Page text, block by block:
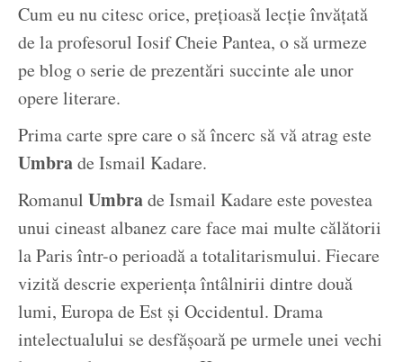
Cum eu nu citesc orice, prețioasă lecție învățată
de la profesorul Iosif Cheie Pantea, o să urmeze
pe blog o serie de prezentări succinte ale unor
opere literare.
Prima carte spre care o să încerc să vă atrag este
Umbrade Ismail Kadare.
Romanul Umbrade Ismail Kadare este povestea
unui cineast albanez care face mai multe călătorii
la Paris într-o perioadă a totalitarismului. Fiecare
vizită descrie experiența întâlnirii dintre două
lumi, Europa de Est și Occidentul. Drama
intelectualului se desfășoară pe urmele unei vechi